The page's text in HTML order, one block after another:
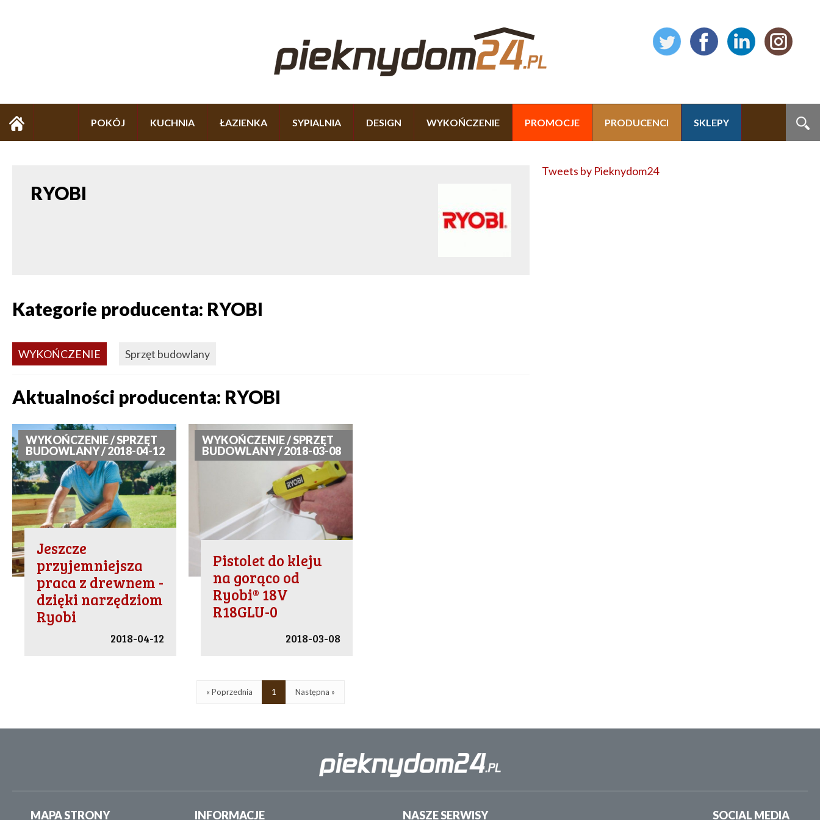
POKÓJ KUCHNIA ŁAZIENKA SYPIALNIA DESIGN WYKOŃCZENIE PROMOCJE PRODUCENCI SKLEPY
RYOBI
Kategorie producenta: RYOBI
WYKOŃCZENIE Sprzęt budowlany
Aktualności producenta: RYOBI
WYKOŃCZENIE / SPRZĘT
BUDOWLANY / 2018-04-12
Jeszcze
przyjemniejsza
praca z drewnem -
dzięki narzędziom
Ryobi
2018-04-12
WYKOŃCZENIE / SPRZĘT
BUDOWLANY / 2018-03-08
Pistolet do kleju
na gorąco od
Ryobi® 18V
R18GLU-0
2018-03-08
« Poprzednia 1 Następna »
Tweets by Pieknydom24
MAPA STRONY INFORMACJE NASZE SERWISY SOCIAL MEDIA